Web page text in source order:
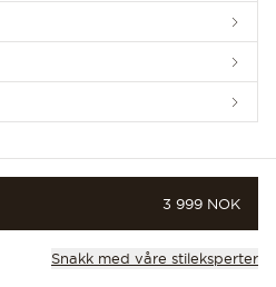
PRIS
3 999 NOK
Snakk med våre stileksperter